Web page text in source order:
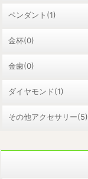
ペンダント(1)
金杯(0)
金歯(0)
ダイヤモンド(1)
その他アクセサリー(5)